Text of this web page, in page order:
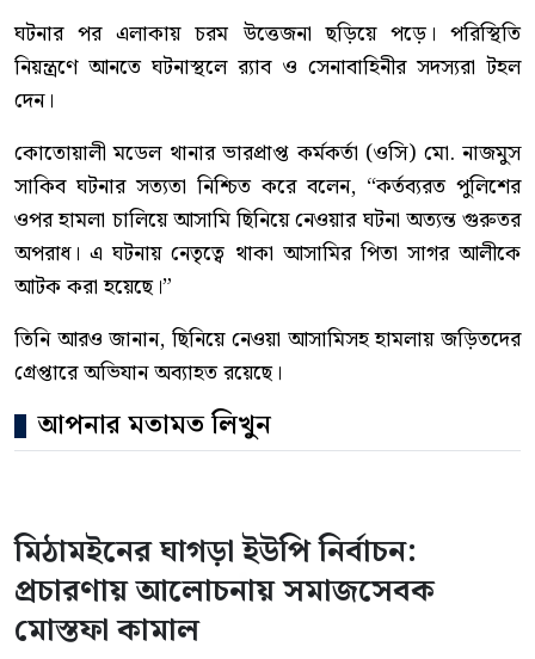
ঘটনার পর এলাকায় চরম উত্তেজনা ছড়িয়ে পড়ে। পরিস্থিতি
নিয়ন্ত্রণে আনতে ঘটনাস্থলে র‍্যাব ও সেনাবাহিনীর সদস্যরা টহল
দেন।
কোতোয়ালী মডেল থানার ভারপ্রাপ্ত কর্মকর্তা (ওসি) মো. নাজমুস
সাকিব ঘটনার সত্যতা নিশ্চিত করে বলেন, “কর্তব্যরত পুলিশের
ওপর হামলা চালিয়ে আসামি ছিনিয়ে নেওয়ার ঘটনা অত্যন্ত গুরুতর
অপরাধ। এ ঘটনায় নেতৃত্বে থাকা আসামির পিতা সাগর আলীকে
আটক করা হয়েছে।”
তিনি আরও জানান, ছিনিয়ে নেওয়া আসামিসহ হামলায় জড়িতদের
গ্রেপ্তারে অভিযান অব্যাহত রয়েছে।
আপনার মতামত লিখুন
মিঠামইনের ঘাগড়া ইউপি নির্বাচন:
প্রচারণায় আলোচনায় সমাজসেবক
মোস্তফা কামাল